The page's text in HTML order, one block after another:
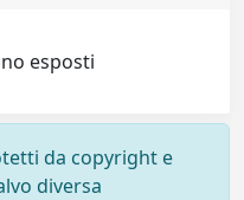
esposti
da copyright e
diversa